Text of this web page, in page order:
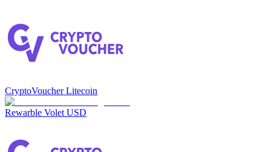
CryptoVoucher Litecoin
Rewarble Volet USD